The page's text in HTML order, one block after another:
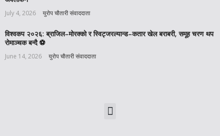
July 4, 2026 युरोप चौतारी संवाददाता
विश्वकप २०२६: ब्राजिल–मोरक्को र स्विट्जरल्यान्ड–कतार खेल बराबरी, समूह चरण थप
रोमाञ्चक बन्दै ⚽️
June 14, 2026 युरोप चौतारी संवाददाता